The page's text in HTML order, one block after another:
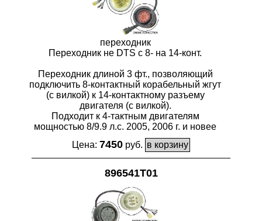
переходник
Переходник не DTS с 8- на 14-конт.
Переходник длиной 3 фт., позволяющий
подключить 8-контактный корабельный жгут
(с вилкой) к 14-контактному разъему
двигателя (с вилкой).
Подходит к 4-тактным двигателям
мощностью 8/9.9 л.с. 2005, 2006 г. и новее
Цена: 7450 руб.
896541T01